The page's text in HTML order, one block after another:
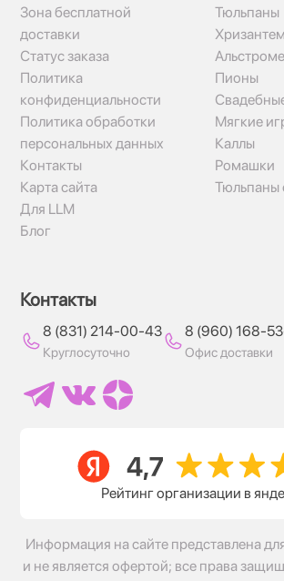
Зона бесплатной
доставки
Статус заказа
Политика
конфиденциальности
Политика обработки
персональных данных
Контакты
Карта сайта
Для LLM
Блог
Тюльпаны
Пионы
Мягкие
Каллы
Ромашки
Тюльпаны
Контакты
8 (831) 214-00-43
Круглосуточно
8 (960) 168-
Офис доставки
Рейтинг организации в
Информация на сайте представлена
и не является офертой; все права